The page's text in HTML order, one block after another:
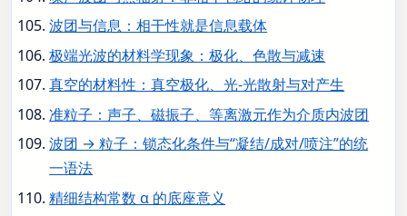
波团与信息：相干性就是信息载体
极端光波的材料学现象：极化、色散与减速
真空的材料性：真空极化、光-光散射与对产生
准粒子：声子、磁振子、等离激元作为介质内波团
波团 → 粒子：锁态化条件与“凝结/成对/喷注”的统
一语法
精细结构常数 α 的底座意义